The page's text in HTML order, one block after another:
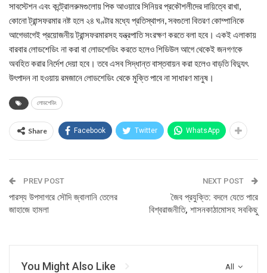
সাবস্টেশন এবং কন্ট্রোলরুমগুলোয় পিক আওয়ারে সিনিয়র প্রকৌশলীদের দায়িত্বে রাখা,
কোনো ট্রান্সফরমার নষ্ট হলে ২৪ ঘণ্টার মধ্যে প্রতিস্থাপন, সবগুলো বিতরণ কোম্পানিকে
আগেভাগেই প্রয়োজনীয় ট্রান্সফরমারসহ যন্ত্রপাতি সংরক্ষণ করতে বলা হবে। একই এলাকায়
বারবার লোডশেডিং না করা বা লোডশেডিং করতে হলেও শিডিউল আগে থেকেই জনগণকে
অবহিত করার নির্দেশ দেয়া হবে। তবে এসব সিদ্ধান্ত বাস্তবায়ন করা হলেও বাড়তি বিদ্যুৎ
উৎপাদন না হওয়ায় রমজানে লোডশেডিং থেকে মুক্তি পাবে না সাধারণ মানুষ।
লোডশেডিং
Share Facebook Twitter WhatsApp
PREV POST
পারস্য উপসাগরে সৌদি জ্বালানি তেলের
জাহাজে হামলা
NEXT POST
জৈব প্রযুক্তি: বদলে যেতে পারে
বিশ্বরাজনীতি, শাসনকাঠামোসহ সবকিছু
All
You Might Also Like